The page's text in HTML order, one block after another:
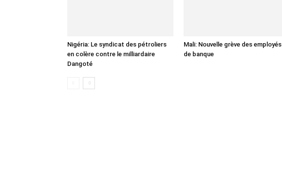
Nigéria: Le syndicat des pétroliers
en colère contre le milliardaire
Dangoté
Mali: Nouvelle grève des employés
de banque